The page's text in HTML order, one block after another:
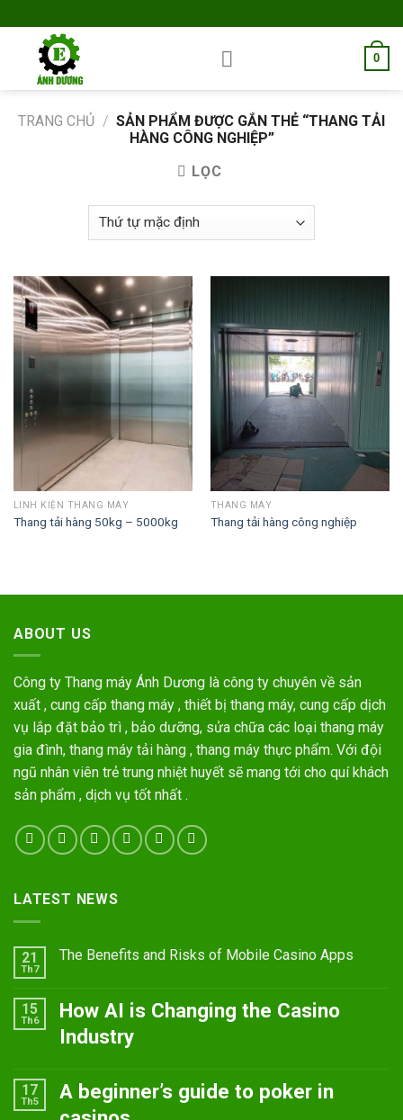
to
content
0
TRANG CHỦ / SẢN PHẨM ĐƯỢC GẮN THẺ “THANG TẢI
HÀNG CÔNG NGHIỆP”
LỌC
LINH KIỆN THANG MÁY
Thang tải hàng 50kg – 5000kg
THANG MÁY
Thang tải hàng công nghiệp
ABOUT US
Công ty Thang máy Ánh Dương là công ty chuyên về sản
xuất , cung cấp thang máy , thiết bị thang máy, cung cấp dịch
vụ lắp đặt bảo trì , bảo dưỡng, sửa chữa các loại thang máy
gia đình, thang máy tải hàng , thang máy thực phẩm. Với đội
ngũ nhân viên trẻ trung nhiệt huyết sẽ mang tới cho quí khách
sản phẩm , dịch vụ tốt nhất .
LATEST NEWS
21
Th7
The Benefits and Risks of Mobile Casino Apps
15
Th6
How AI is Changing the Casino
Industry
17
Th5
A beginner’s guide to poker in